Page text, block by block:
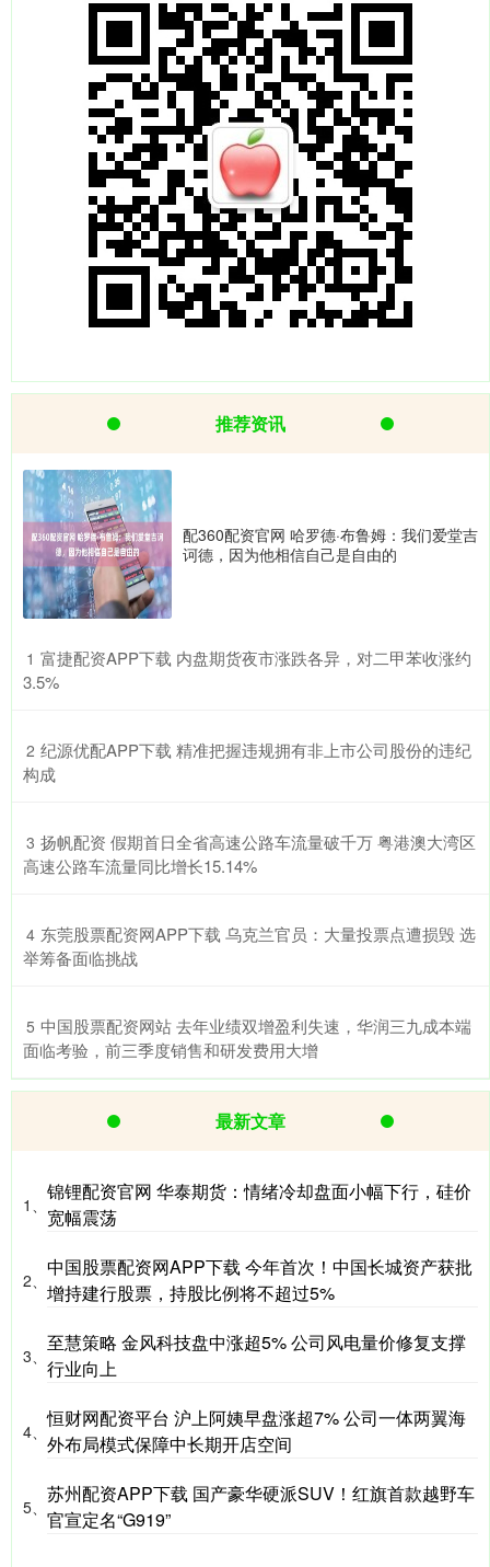
推荐资讯
配360配资官网 哈罗德·布鲁姆：我们爱堂吉
诃德，因为他相信自己是自由的
1 ​富捷配资APP下载 内盘期货夜市涨跌各异，对二甲苯收涨约
3.5%
2 ​纪源优配APP下载 精准把握违规拥有非上市公司股份的违纪
构成
3 ​扬帆配资 假期首日全省高速公路车流量破千万 粤港澳大湾区
高速公路车流量同比增长15.14%
4 ​东莞股票配资网APP下载 乌克兰官员：大量投票点遭损毁 选
举筹备面临挑战
5 ​中国股票配资网站 去年业绩双增盈利失速，华润三九成本端
面临考验，前三季度销售和研发费用大增
最新文章
1、
锦锂配资官网 华泰期货：情绪冷却盘面小幅下行，硅价
宽幅震荡
2、
中国股票配资网APP下载 今年首次！中国长城资产获批
增持建行股票，持股比例将不超过5%
3、
至慧策略 金风科技盘中涨超5% 公司风电量价修复支撑
行业向上
4、
恒财网配资平台 沪上阿姨早盘涨超7% 公司一体两翼海
外布局模式保障中长期开店空间
5、
苏州配资APP下载 国产豪华硬派SUV！红旗首款越野车
官宣定名“G919”